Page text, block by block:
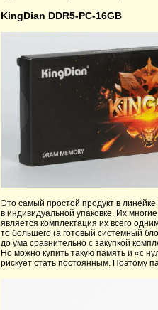
KingDian DDR5-PC-16GB
Это самый простой продукт в
в индивидуальной упаковке. Их
является комплектация их всего
то большего (а готовый системный
до ума сравнительно с закупкой
Но можно купить такую память и «с
рискует стать постоянным. Поэтому